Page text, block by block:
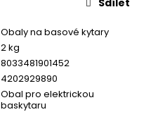
Obaly na basové kytary
2 kg
8033481901452
4202929890
Obal pro elektrickou
baskytaru